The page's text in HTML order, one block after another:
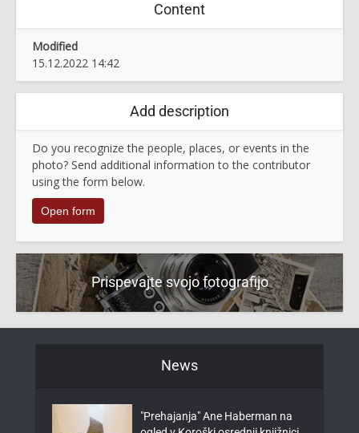
Content
Modified
15.12.2022 14:42
Add description
Do you recognize the people, places, or events in the
photo? Send additional information to the contributor
using the form below.
Open form
Prispevajte svojo fotografijo
News
"Prehajanja" Ane Haberman na